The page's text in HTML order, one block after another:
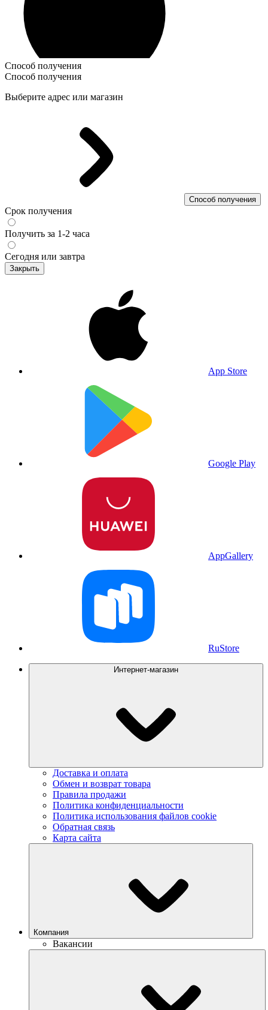
Способ получения
Способ получения
Выберите адрес или магазин
Способ получения
Срок получения
Получить за 1-2 часа
Сегодня или завтра
Закрыть
App Store
Google Play
AppGallery
RuStore
Интернет-магазин
Доставка и оплата
Обмен и возврат товара
Правила продажи
Политика конфиденциальности
Политика использования файлов cookie
Обратная связь
Карта сайта
Компания
Вакансии